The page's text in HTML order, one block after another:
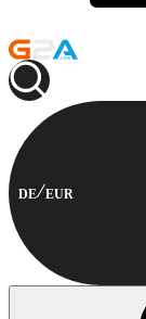
DE EUR